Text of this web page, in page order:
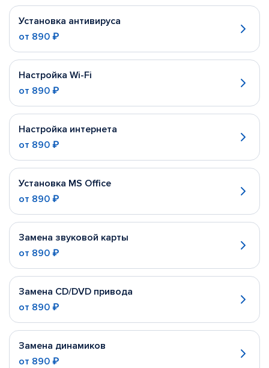
Установка антивируса
от 890 ₽
Настройка Wi-Fi
от 890 ₽
Настройка интернета
от 890 ₽
Установка MS Office
от 890 ₽
Замена звуковой карты
от 890 ₽
Замена CD/DVD привода
от 890 ₽
Замена динамиков
от 890 ₽